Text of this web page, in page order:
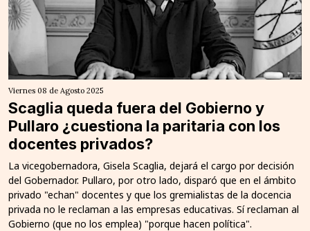
Viernes 08 de Agosto 2025
Scaglia queda fuera del Gobierno y
Pullaro ¿cuestiona la paritaria con los
docentes privados?
La vicegobernadora, Gisela Scaglia, dejará el cargo por decisión
del Gobernador. Pullaro, por otro lado, disparó que en el ámbito
privado "echan" docentes y que los gremialistas de la docencia
privada no le reclaman a las empresas educativas. Sí reclaman al
Gobierno (que no los emplea) "porque hacen política".